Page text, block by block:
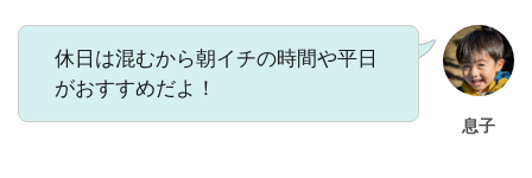
息子
休日は混むから朝イチの時間や平日
がおすすめだよ！